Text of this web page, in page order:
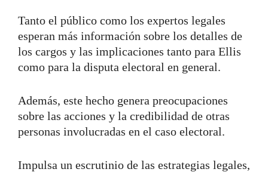
Tanto el público como los expertos legales
esperan más información sobre los detalles de
los cargos y las implicaciones tanto para Ellis
como para la disputa electoral en general.
Además, este hecho genera preocupaciones
sobre las acciones y la credibilidad de otras
personas involucradas en el caso electoral.
Impulsa un escrutinio de las estrategias legales,